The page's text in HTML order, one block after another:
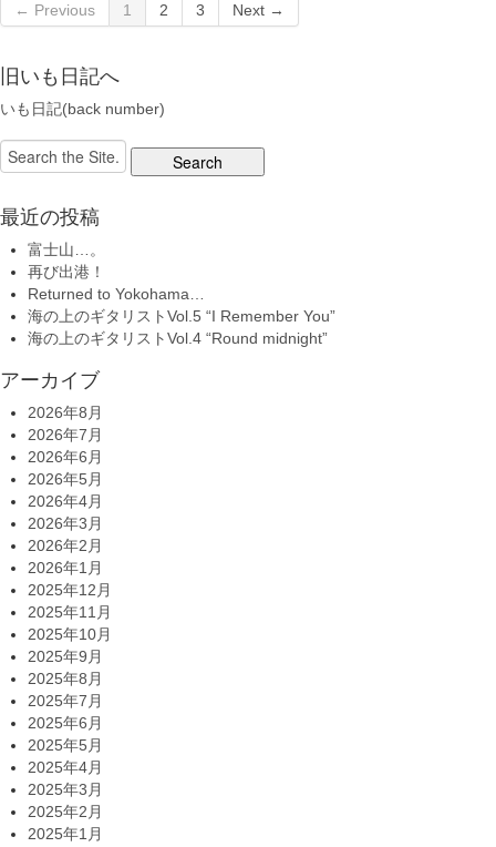
← Previous 1 2 3 Next →
旧いも日記へ
いも日記(back number)
Search
for:
最近の投稿
富士山…。
再び出港！
Returned to Yokohama…
海の上のギタリストVol.5 “I Remember You”
海の上のギタリストVol.4 “Round midnight”
アーカイブ
2026年8月
2026年7月
2026年6月
2026年5月
2026年4月
2026年3月
2026年2月
2026年1月
2025年12月
2025年11月
2025年10月
2025年9月
2025年8月
2025年7月
2025年6月
2025年5月
2025年4月
2025年3月
2025年2月
2025年1月